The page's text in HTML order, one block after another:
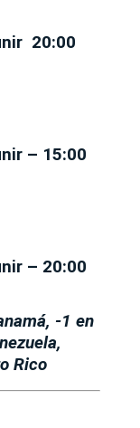
20:00
– 15:00
– 20:00
-1 en
Rico